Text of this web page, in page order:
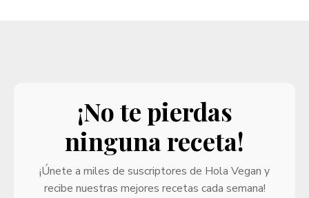
¡No te pierdas
ninguna receta!
¡Únete a miles de suscriptores de Hola Vegan y
recibe nuestras mejores recetas cada semana!